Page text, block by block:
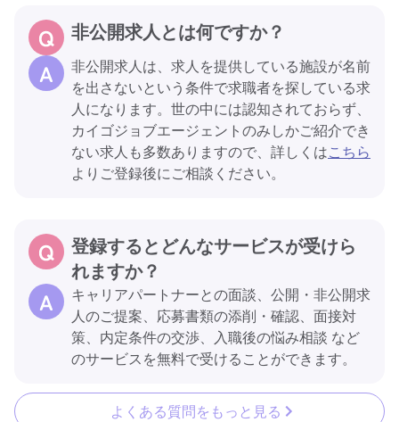
非公開求人とは何ですか？
非公開求人は、求人を提供している施設が名前
を出さないという条件で求職者を探している求
人になります。世の中には認知されておらず、
カイゴジョブエージェントのみしかご紹介でき
ない求人も多数ありますので、詳しくはこちら
よりご登録後にご相談ください。
登録するとどんなサービスが受けら
れますか？
キャリアパートナーとの面談、公開・非公開求
人のご提案、応募書類の添削・確認、面接対
策、内定条件の交渉、入職後の悩み相談 など
のサービスを無料で受けることができます。
よくある質問をもっと見る